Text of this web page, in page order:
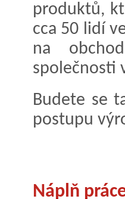
produktů,
cca 50 lidí
na
společnosti
Budete se
postupu
Náplň